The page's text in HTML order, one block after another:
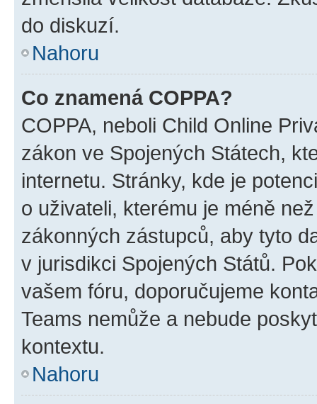
do diskuzí.
Nahoru
Co znamená COPPA?
COPPA, neboli Child Online
zákon ve Spojených Státech,
internetu. Stránky, kde je
o uživateli, kterému je méně
zákonných zástupců, aby tyto
v jurisdikci Spojených Států.
vašem fóru, doporučujeme
Teams nemůže a nebude
kontextu.
Nahoru